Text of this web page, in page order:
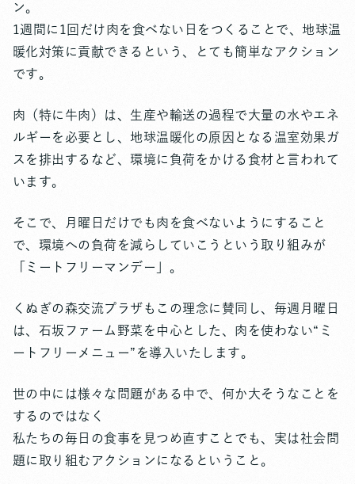
ン。
1週間に1回だけ肉を食べない日をつくることで、地球温
暖化対策に貢献できるという、とても簡単なアクション
です。
肉（特に牛肉）は、生産や輸送の過程で大量の水やエネ
ルギーを必要とし、地球温暖化の原因となる温室効果ガ
スを排出するなど、環境に負荷をかける食材と言われて
います。
そこで、月曜日だけでも肉を食べないようにすること
で、環境への負荷を減らしていこうという取り組みが
「ミートフリーマンデー」。
くぬぎの森交流プラザもこの理念に賛同し、毎週月曜日
は、石坂ファーム野菜を中心とした、肉を使わない“ミ
ートフリーメニュー”を導入いたします。
世の中には様々な問題がある中で、何か大そうなことを
するのではなく
私たちの毎日の食事を見つめ直すことでも、実は社会問
題に取り組むアクションになるということ。